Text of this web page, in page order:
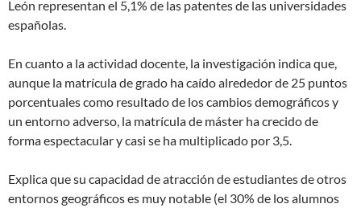
León representan el 5,1% de las patentes de las universidades
españolas.
En cuanto a la actividad docente, la investigación indica que,
aunque la matrícula de grado ha caído alrededor de 25 puntos
porcentuales como resultado de los cambios demográficos y
un entorno adverso, la matrícula de máster ha crecido de
forma espectacular y casi se ha multiplicado por 3,5.
Explica que su capacidad de atracción de estudiantes de otros
entornos geográficos es muy notable (el 30% de los alumnos